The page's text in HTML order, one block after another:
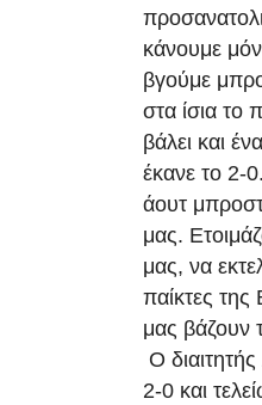
κάνουμε
βγούμε
στα ίσια το
βάλει και
έκανε το 2-
άουτ
μας.
μας, να
παίκτες της
μας βάζουν
Ο
2-0 και